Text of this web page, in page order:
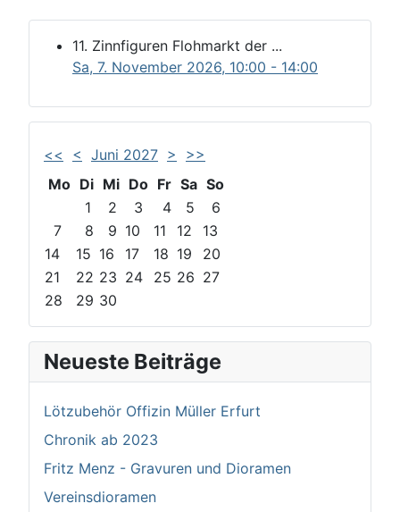
11. Zinnfiguren Flohmarkt der ...
Sa, 7. November 2026, 10:00 - 14:00
<< < Juni 2027 >
>>
Mo Di Mi Do Fr Sa So
1
2 3 4 5
6
7
8 9 10 11 12
13
14
15 16 17 18 19
20
21
22 23 24 25 26 27
28
29 30
Neueste Beiträge
Lötzubehör Offizin Müller Erfurt
Chronik ab 2023
Fritz Menz - Gravuren und Dioramen
Vereinsdioramen